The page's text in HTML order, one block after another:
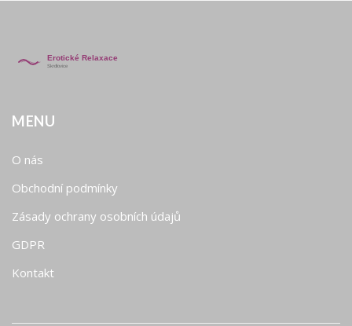
MENU
O nás
Obchodní podmínky
Zásady ochrany osobních údajů
GDPR
Kontakt